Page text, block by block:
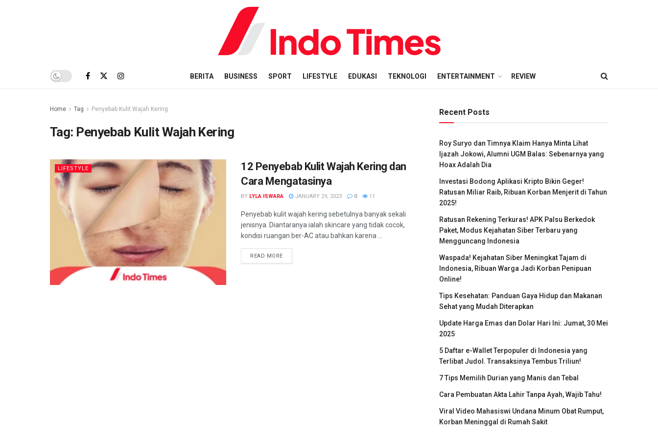
BERITA BUSINESS SPORT LIFESTYLE EDUKASI TEKNOLOGI ENTERTAINMENT REVIEW
Home Tag Penyebab Kulit Wajah Kering
Tag: Penyebab Kulit Wajah Kering
LIFESTYLE
12 Penyebab Kulit Wajah Kering dan
Cara Mengatasinya
BY LYLA ISWARA JANUARY 29, 2023 0 11
Penyebab kulit wajah kering sebetulnya banyak sekali
jenisnya. Diantaranya ialah skincare yang tidak cocok,
kondisi ruangan ber-AC atau bahkan karena ...
READ MOREDETAILS
Recent Posts
Roy Suryo dan Timnya Klaim Hanya Minta Lihat
Ijazah Jokowi, Alumni UGM Balas: Sebenarnya yang
Hoax Adalah Dia
Investasi Bodong Aplikasi Kripto Bikin Geger!
Ratusan Miliar Raib, Ribuan Korban Menjerit di Tahun
2025!
Ratusan Rekening Terkuras! APK Palsu Berkedok
Paket, Modus Kejahatan Siber Terbaru yang
Mengguncang Indonesia
Waspada! Kejahatan Siber Meningkat Tajam di
Indonesia, Ribuan Warga Jadi Korban Penipuan
Online!
Tips Kesehatan: Panduan Gaya Hidup dan Makanan
Sehat yang Mudah Diterapkan
Update Harga Emas dan Dolar Hari Ini: Jumat, 30 Mei
2025
5 Daftar e-Wallet Terpopuler di Indonesia yang
Terlibat Judol. Transaksinya Tembus Triliun!
7 Tips Memilih Durian yang Manis dan Tebal
Cara Pembuatan Akta Lahir Tanpa Ayah, Wajib Tahu!
Viral Video Mahasiswi Undana Minum Obat Rumput,
Korban Meninggal di Rumah Sakit